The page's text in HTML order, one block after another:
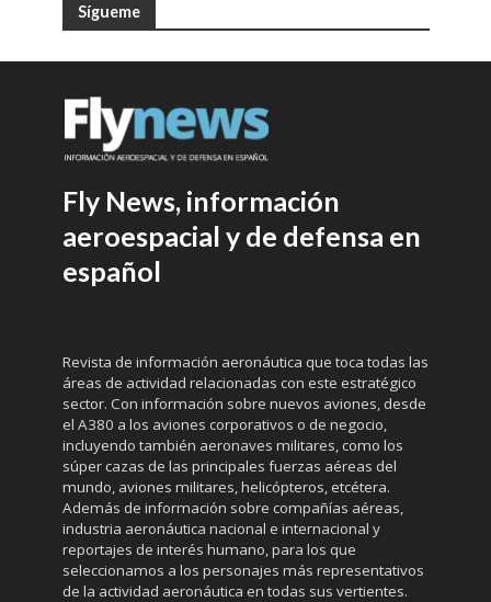
Sígueme
Fly News, información
aeroespacial y de defensa en
español
Revista de información aeronáutica que toca todas las
áreas de actividad relacionadas con este estratégico
sector. Con información sobre nuevos aviones, desde
el A380 a los aviones corporativos o de negocio,
incluyendo también aeronaves militares, como los
súper cazas de las principales fuerzas aéreas del
mundo, aviones militares, helicópteros, etcétera.
Además de información sobre compañías aéreas,
industria aeronáutica nacional e internacional y
reportajes de interés humano, para los que
seleccionamos a los personajes más representativos
de la actividad aeronáutica en todas sus vertientes.